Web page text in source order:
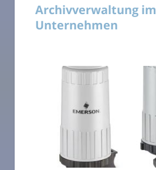
Archivverwaltung im
Unternehmen